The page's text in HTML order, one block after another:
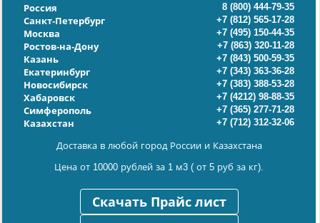
Россия
8 (800) 444-79-35
Санкт-Петербург
+7 (812) 565-17-28
Москва
+7 (495) 150-44-35
Ростов-на-Дону
+7 (863) 320-11-28
Казань
+7 (843) 500-59-35
Екатеринбург
+7 (343) 363-36-28
Новосибирск
+7 (383) 388-53-28
Хабаровск
+7 (4212) 98-88-35
Симферополь
+7 (365) 277-71-28
Казахстан
+7 (712) 312-32-06
Доставка в любой город России и Казахстана
Цена от 10000 рублей за 1 м3 ( от 5 руб за кг).
Скачать Прайс лист